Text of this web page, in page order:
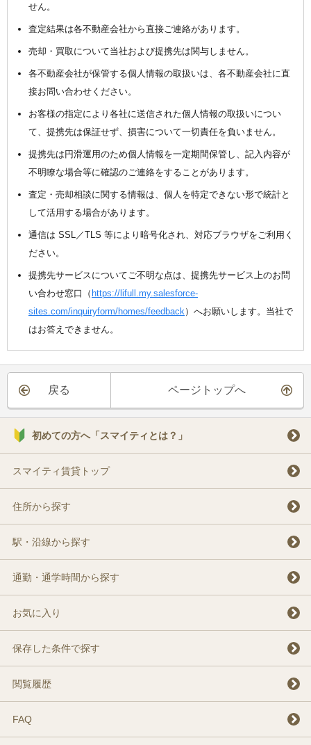
せん。
査定結果は各不動産会社から直接ご連絡があります。
売却・買取について当社および提携先は関与しません。
各不動産会社が保管する個人情報の取扱いは、各不動産会社に直
接お問い合わせください。
お客様の指定により各社に送信された個人情報の取扱いについ
て、提携先は保証せず、損害について一切責任を負いません。
提携先は円滑運用のため個人情報を一定期間保管し、記入内容が
不明瞭な場合等に確認のご連絡をすることがあります。
査定・売却相談に関する情報は、個人を特定できない形で統計と
して活用する場合があります。
通信は SSL／TLS 等により暗号化され、対応ブラウザをご利用く
ださい。
提携先サービスについてご不明な点は、提携先サービス上のお問
い合わせ窓口（ https://lifull.my.salesforce-
sites.com/inquiryform/homes/feedback ）へお願いします。当社で
はお答えできません。
戻る ページトップへ
初めての方へ「スマイティとは？」
スマイティ賃貸トップ
住所から探す
駅・沿線から探す
通勤・通学時間から探す
お気に入り
保存した条件で探す
閲覧履歴
FAQ